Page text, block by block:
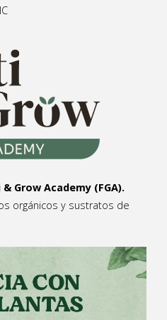
Grow Academy (FGA).
orgánicos y sustratos de